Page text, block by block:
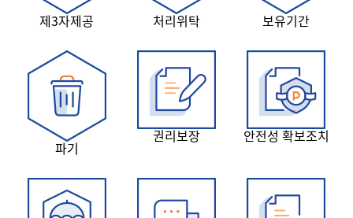
제3자제공 처리위탁 보유기간
파기
권리보장 안전성 확보조치